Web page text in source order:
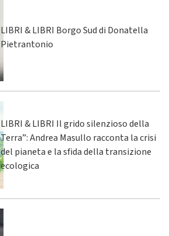
LIBRI & LIBRI Borgo Sud di Donatella
Pietrantonio
LIBRI & LIBRI Il grido silenzioso della
Terra”: Andrea Masullo racconta la crisi
del pianeta e la sfida della transizione
ecologica